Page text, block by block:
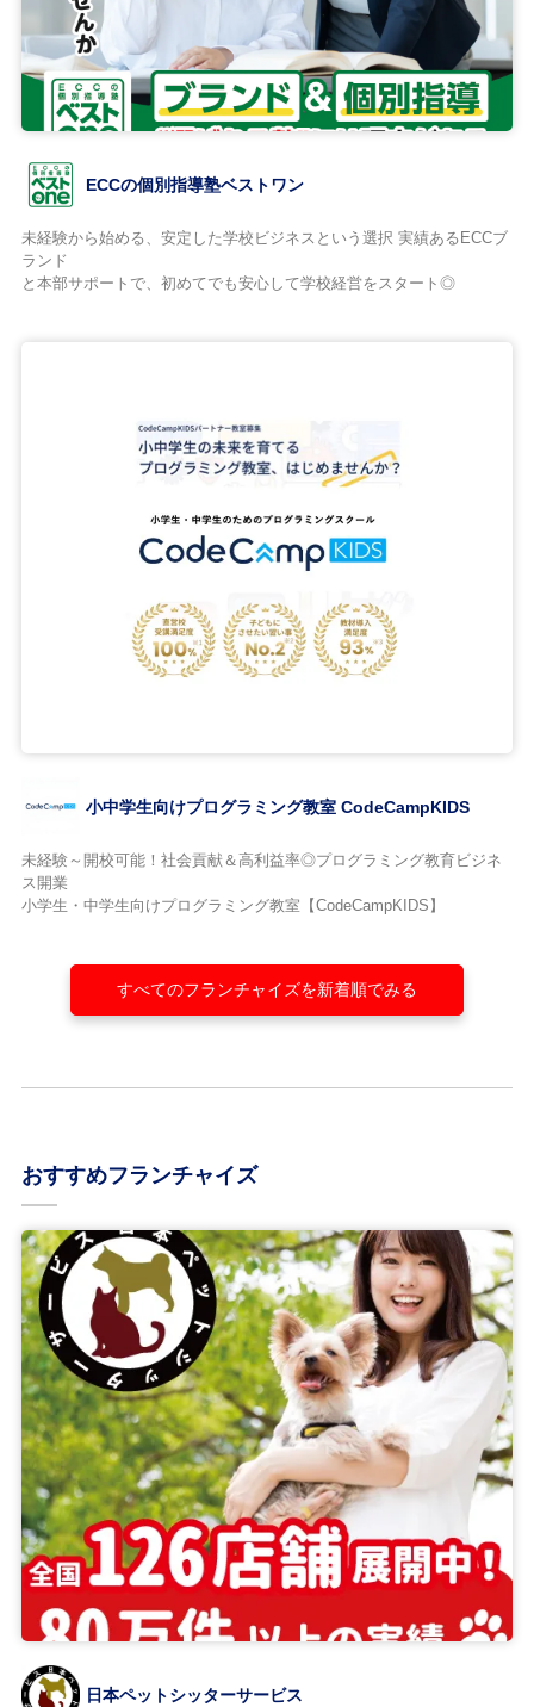
ECCの個別指導塾ベストワン
未経験から始める、安定した学校ビジネスという選択 実績あるECCブ
ランド
と本部サポートで、初めてでも安心して学校経営をスタート◎
小中学生向けプログラミング教室 CodeCampKIDS
未経験～開校可能！社会貢献＆高利益率◎プログラミング教育ビジネ
ス開業
小学生・中学生向けプログラミング教室【CodeCampKIDS】
すべてのフランチャイズを新着順でみる
おすすめフランチャイズ
日本ペットシッターサービス